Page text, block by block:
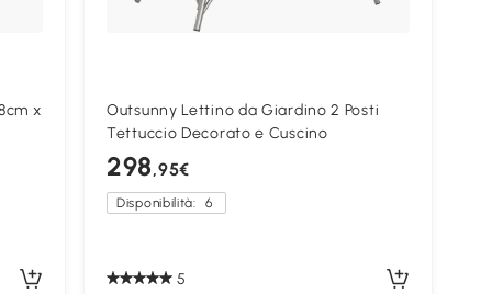
x
Outsunny Lettino da Giardino 2 Posti
Tettuccio Decorato e Cuscino
298,95€
Disponibilità: 6
5